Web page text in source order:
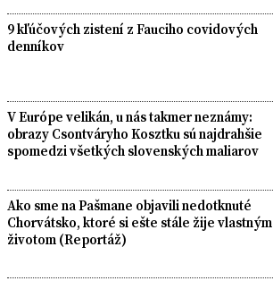
9 kľúčových zistení z Fauciho covidových
denníkov
V Európe velikán, u nás takmer neznámy:
obrazy Csontváryho Kosztku sú najdrahšie
spomedzi všetkých slovenských maliarov
Ako sme na Pašmane objavili nedotknuté
Chorvátsko, ktoré si ešte stále žije vlastným
životom (Reportáž)